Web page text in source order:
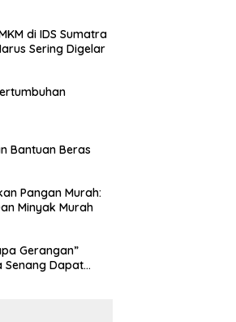
di IDS Sumatra
Sering Digelar
Bantuan Beras
Pangan Murah:
Minyak Murah
Gerangan”
Senang Dapat